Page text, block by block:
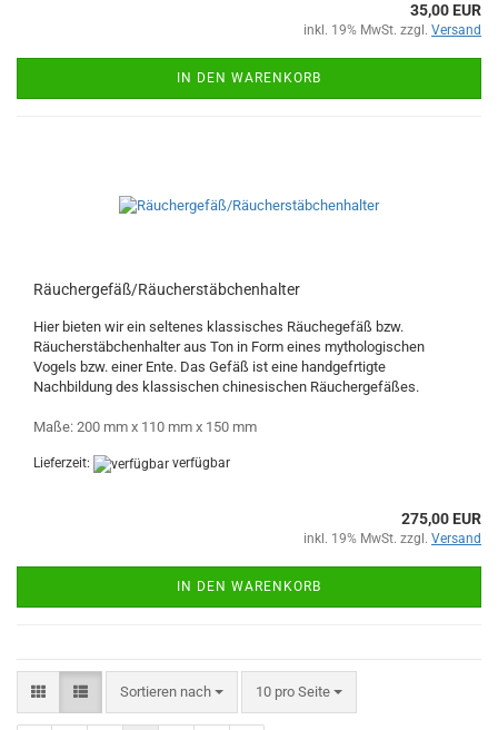
35,00 EUR
inkl. 19% MwSt. zzgl. Versand
IN DEN WARENKORB
Räuchergefäß/Räucherstäbchenhalter
Hier bieten wir ein seltenes klassisches Räuchegefäß bzw.
Räucherstäbchenhalter aus Ton in Form eines mythologischen
Vogels bzw. einer Ente. Das Gefäß ist eine handgefrtigte
Nachbildung des klassischen chinesischen Räuchergefäßes.
Maße: 200 mm x 110 mm x 150 mm
Lieferzeit: verfügbar
275,00 EUR
inkl. 19% MwSt. zzgl. Versand
IN DEN WARENKORB
Sortieren nach
Sortieren nach 10 pro Seite
pro Seite